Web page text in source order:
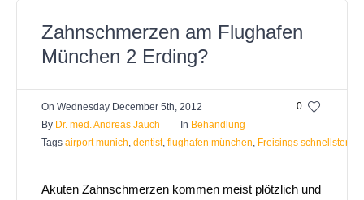
Zahnschmerzen am Flughafen
München 2 Erding?
0
On Wednesday December 5th, 2012
By Dr. med. Andreas Jauch In Behandlung
Tags airport munich dentist, flughafen münchen Freisings schnellster
Akuten Zahnschmerzen kommen meist plötzlich und